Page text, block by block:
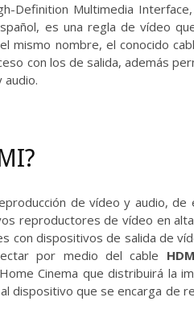
Definition Multimedia
es una regla de vídeo
mismo nombre, el conocido
con los de salida, además
audio.
de vídeo y audio, de
reproductores de vídeo en
con dispositivos de salida de
por medio del cable
Cinema que distribuirá la
dispositivo que se encarga de